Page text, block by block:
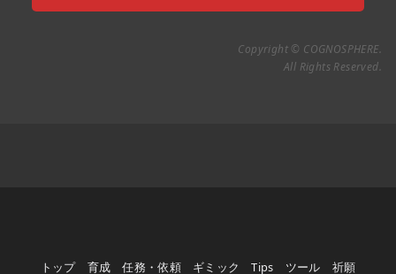
Copyright © COGNOSPHERE.
All Rights Reserved.
トップ 育成 任務・依頼 ギミック Tips ツール 祈願